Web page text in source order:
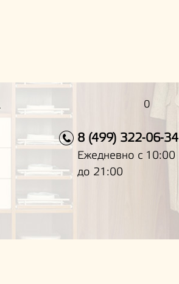
0
8 (499) 322-06-34
Ежедневно с 10:00
до 21:00